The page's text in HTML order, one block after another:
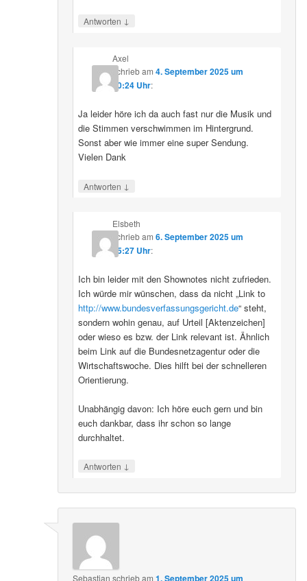
Antworten ↓
Axel
schriebam 4. September 2025 um
10:24 Uhr:
Ja leider höre ich da auch fast nur die Musik und
die Stimmen verschwimmen im Hintergrund.
Sonst aber wie immer eine super Sendung.
Vielen Dank
Antworten ↓
Elsbeth
schriebam 6. September 2025 um
15:27 Uhr:
Ich bin leider mit den Shownotes nicht zufrieden.
Ich würde mir wünschen, dass da nicht „Link to
http://www.bundesverfassungsgericht.de“ steht,
sondern wohin genau, auf Urteil [Aktenzeichen]
oder wieso es bzw. der Link relevant ist. Ähnlich
beim Link auf die Bundesnetzagentur oder die
Wirtschaftswoche. Dies hilft bei der schnelleren
Orientierung.
Unabhängig davon: Ich höre euch gern und bin
euch dankbar, dass ihr schon so lange
durchhaltet.
Antworten ↓
Sebastian schriebam1. September 2025 um